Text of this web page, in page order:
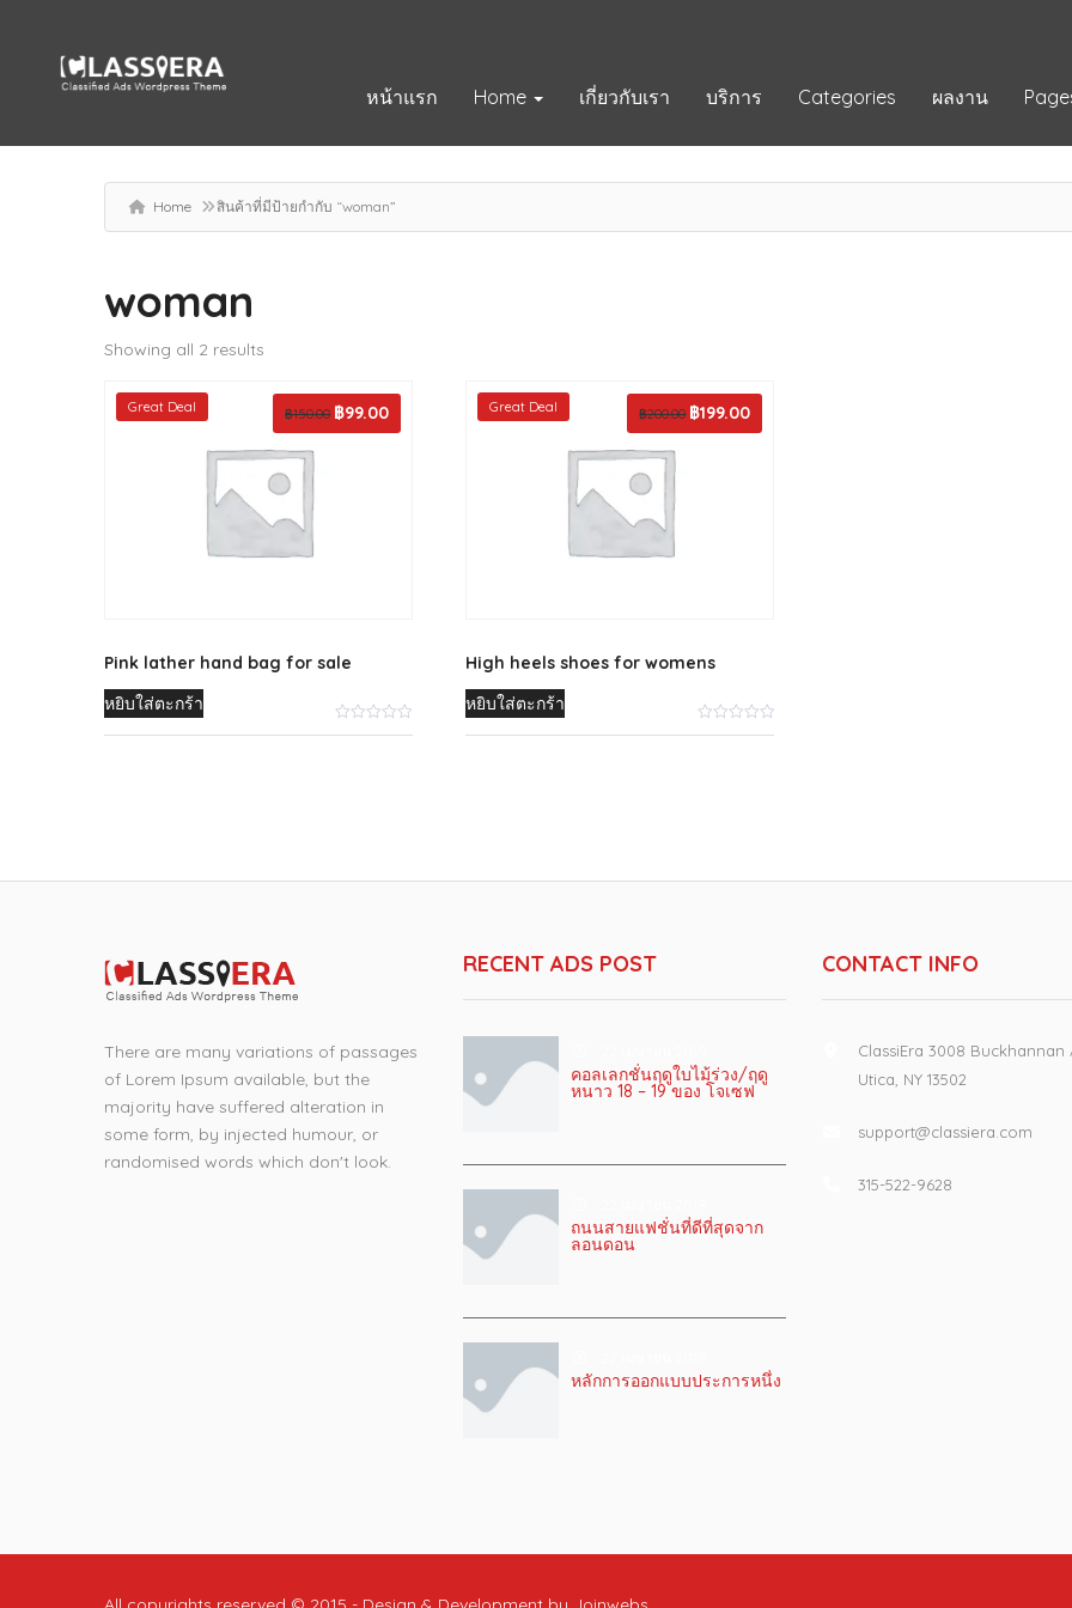
หน้าแรก Home เกี่ยวกับเรา บริการ Categories ผลงาน
Home สินค้าที่มีป้ายกำกับ “woman”
woman
Showing all 2 results
Great Deal
Pink lather hand bag for sale
฿150.00 Original
฿99.00Current
หยิบใส่ตะกร้า
Great Deal
High heels shoes for womens
฿200.00 Original
฿199.00Current
หยิบใส่ตะกร้า
There are many variations of passages
of Lorem Ipsum available, but the
majority have suffered alteration in
some form, by injected humour, or
randomised words which don't look.
RECENT ADS POST
คอลเลกชั่นฤดูใบไม้ร่วง/ฤดู
หนาว 18 – 19 ของ โจเซฟ
ถนนสายแฟชั่นที่ดีที่สุดจาก
ลอนดอน
หลักการออกแบบประการหนึ่ง
CONTACT INFO
ClassiEra 3008 Buckhannan
Utica, NY 13502
support@classiera.com
315-522-9628